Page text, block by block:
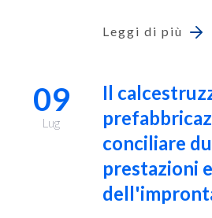
Leggi di più
09
Lug
Il
conciliare
prestazioni